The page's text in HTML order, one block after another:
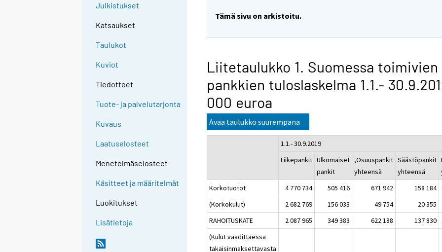
Julkistukset
Katsaukset
Taulukot
Kuviot
Tiedotteet
Tuote- ja palvelutarjonta
Kuvaus
Laatuselosteet
Menetelmäselosteet
Käsitteet ja määritelmät
Luokitukset
Lisätietoja
Tämä sivu on arkistoitu.
Liitetaulukko 1. Suomessa toimivien
pankkien tuloslaskelma 1.1.-
000 euroa
Avaa taulukko suurempana
1.1.- 30.9.2019
Liikepankit Ulkomaiset
pankit
,Osuuspankit
yhteensä
Säästöpankit
yhteensä
Korkotuotot
4 770 734 505 416 671 942 158 184
(Korkokulut)
2 682 769 156 033 49 754 20 355
RAHOITUSKATE
2 087 965 349 383 622 188 137 830
(Kulut vaadittaessa
takaisinmaksettavasta